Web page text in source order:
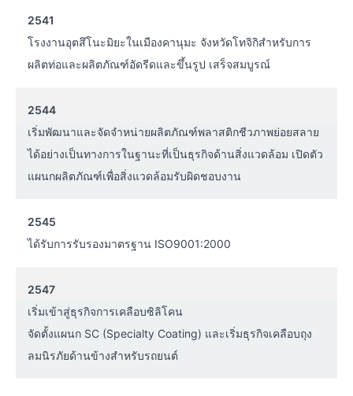
2541
โรงงานอุตสึโนะมิยะในเมืองคานุมะ จังหวัดโทจิกิสำหรับการ
ผลิตท่อและผลิตภัณฑ์อัดรีดและขึ้นรูป เสร็จสมบูรณ์
2544
เริ่มพัฒนาและจัดจำหน่ายผลิตภัณฑ์พลาสติกชีวภาพย่อยสลาย
ได้อย่างเป็นทางการในฐานะที่เป็นธุรกิจด้านสิ่งแวดล้อม เปิดตัว
แผนกผลิตภัณฑ์เพื่อสิ่งแวดล้อมรับผิดชอบงาน
2545
ได้รับการรับรองมาตรฐาน ISO9001:2000
2547
เริ่มเข้าสู่ธุรกิจการเคลือบซิลิโคน
จัดตั้งแผนก SC (Specialty Coating) และเริ่มธุรกิจเคลือบถุง
ลมนิรภัยด้านข้างสำหรับรถยนต์